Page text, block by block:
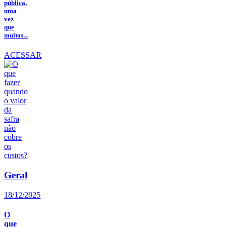
pública,
uma
vez
que
muitos...
ACESSAR
Geral
18/12/2025
O
que